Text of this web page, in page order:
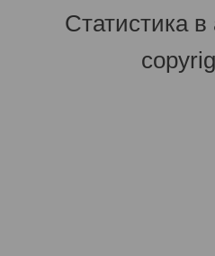
Статистика